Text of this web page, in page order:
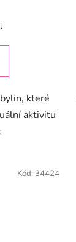
které
aktivitu
Kód: 34424